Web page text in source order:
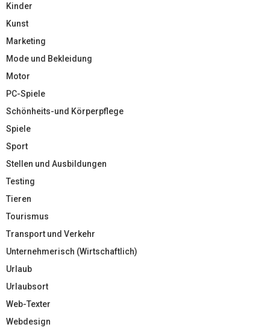
Kinder
Kunst
Marketing
Mode und Bekleidung
Motor
PC-Spiele
Schönheits-und Körperpflege
Spiele
Sport
Stellen und Ausbildungen
Testing
Tieren
Tourismus
Transport und Verkehr
Unternehmerisch (Wirtschaftlich)
Urlaub
Urlaubsort
Web-Texter
Webdesign